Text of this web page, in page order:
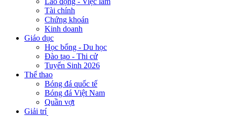
Tài chính
Chứng khoán
Kinh doanh
Giáo dục
Học bổng - Du học
Đào tạo - Thi cử
Tuyển Sinh 2026
Thể thao
Bóng đá quốc tế
Bóng đá Việt Nam
Quần vợt
Giải trí